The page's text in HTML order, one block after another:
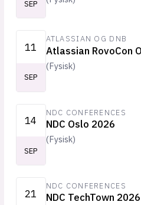
SEP
11
SEP
ATLASSIAN OG DNB
Atlassian RovoCon
(Fysisk)
14
SEP
NDC CONFERENCES
NDC Oslo 2026
(Fysisk)
21
NDC CONFERENCES
NDC TechTown 2026